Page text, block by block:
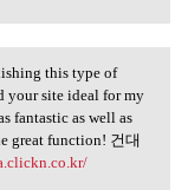
this type of
your site ideal for my
fantastic as well as
great function! 건대